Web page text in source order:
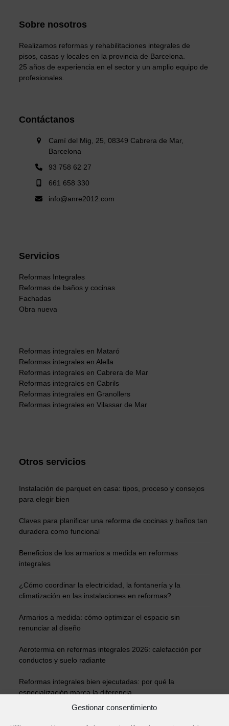
Gestionar consentimiento
Sobre nosotros
Realizamos reformas y rehabilitaciones integrales de
pisos, casas y locales en la provincia de Barcelona.
25 años de experiencia en el sector y un amplio equipo de
profesionales.
Contáctanos
Camí del Mig, 25, 08349 Cabrera de Mar,
Barcelona
93 758 62 27
661 658 330
info@anre2012.com
Servicios
Reformas Integrales
Reformas de baños y cocinas
Fachadas
Obra nueva
Reformas integrales en Mataró
Reformas integrales en Alella
Reformas integrales en Cabrera de Mar
Reformas integrales en Cabrils
Reformas integrales en Granollers
Reformas integrales en Vilassar de Mar
Otros servicios
Instalación de parquet en casa: tipos, proceso y consejos
para elegir bien
Claves para planificar una reforma de cocinas y baños tan
duradera como funcional
Beneficios de los armarios a medida en reformas
integrales
¿Cómo coordinar la electricidad, la fontanería y la
climatización en las instalaciones en reformas?
Armarios a medida: cómo optimizar el espacio sin
renunciar al diseño
Aerotermia en reformas integrales 2026: calefacción por
conductos y suelo radiante
Reformas integrales bien ejecutadas: por qué la
especialización marca la diferencia